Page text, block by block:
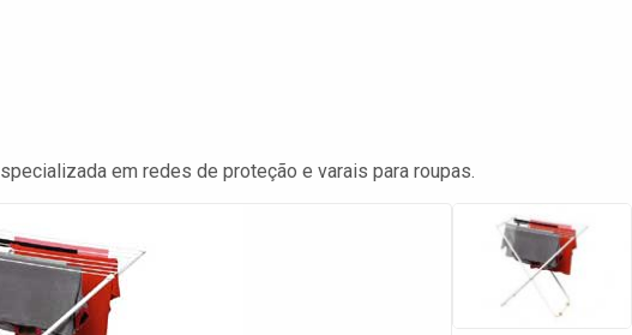
em redes de proteção e varais para roupas.